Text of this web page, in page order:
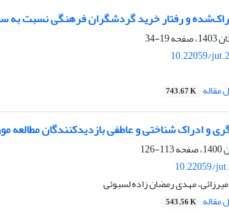
و رفتار خرید گردشگران فرهنگی نسبت به
19-34
10.22059/
مقاله 743.67 K
ادراک شناختی و عاطفی بازدیدکنندگان مطالعه
113-126
10.22059/
مهدی رمضان زاده لسبوئی
مقاله 543.56 K